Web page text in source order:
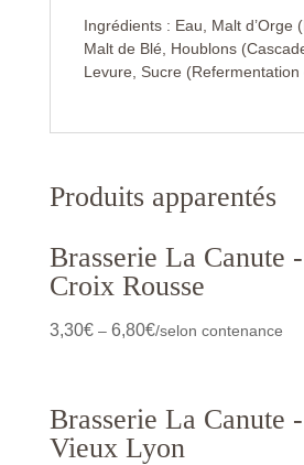
Ingrédients : Eau, Malt d’Orge
Malt de Blé, Houblons
Levure, Sucre (Refermentation
Produits apparentés
Brasserie La Canute
Croix Rousse
3,30€– 6,80€/selon contenance
Brasserie La Canute
Vieux Lyon